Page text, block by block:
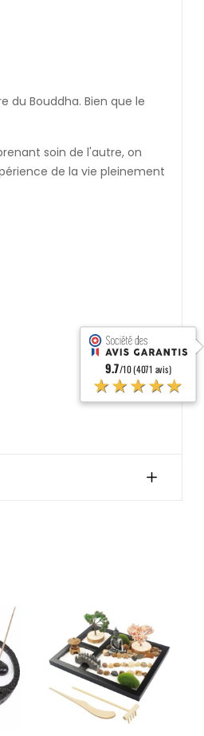
du Bouddha. Bien que le
soin de l'autre, on
de la vie pleinement
9.7/10 (4071 avis)
★★★★★